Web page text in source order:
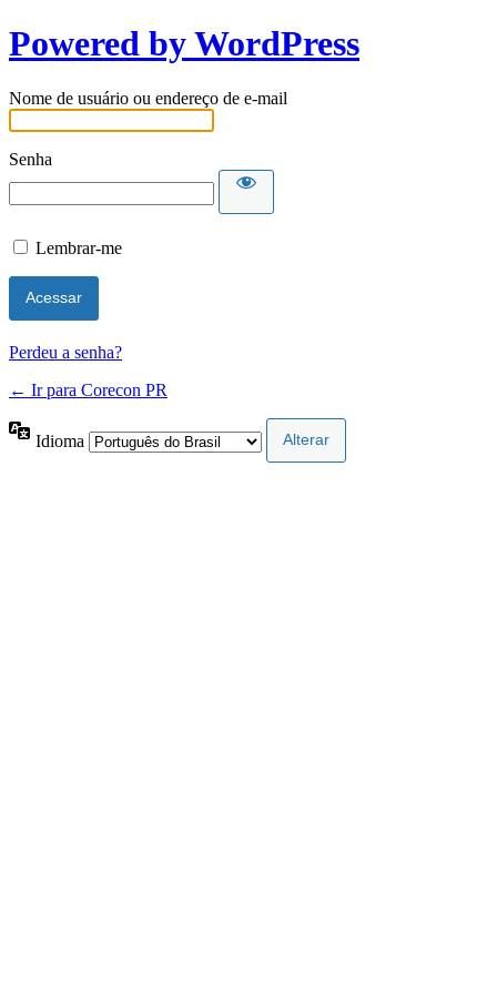
Powered by WordPress
Nome de usuário ou endereço de e-mail
Senha
Lembrar-me
Perdeu a senha?
← Ir para Corecon PR
Idioma